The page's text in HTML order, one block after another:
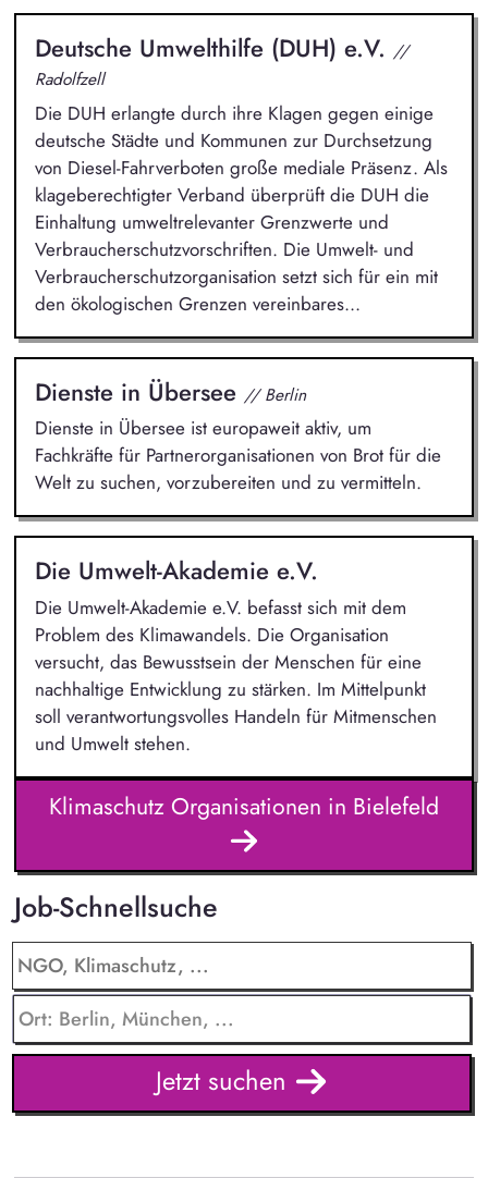
Deutsche Umwelthilfe (DUH) e.V. //
Radolfzell
Die DUH erlangte durch ihre Klagen gegen einige
deutsche Städte und Kommunen zur Durchsetzung
von Diesel-Fahrverboten große mediale Präsenz. Als
klageberechtigter Verband überprüft die DUH die
Einhaltung umweltrelevanter Grenzwerte und
Verbraucherschutzvorschriften. Die Umwelt- und
Verbraucherschutzorganisation setzt sich für ein mit
den ökologischen Grenzen vereinbares...
Dienste in Übersee // Berlin
Dienste in Übersee ist europaweit aktiv, um
Fachkräfte für Partnerorganisationen von Brot für die
Welt zu suchen, vorzubereiten und zu vermitteln.
Die Umwelt-Akademie e.V.
Die Umwelt-Akademie e.V. befasst sich mit dem
Problem des Klimawandels. Die Organisation
versucht, das Bewusstsein der Menschen für eine
nachhaltige Entwicklung zu stärken. Im Mittelpunkt
soll verantwortungsvolles Handeln für Mitmenschen
und Umwelt stehen.
Klimaschutz Organisationen in Bielefeld
Job-Schnellsuche
Jetzt suchen